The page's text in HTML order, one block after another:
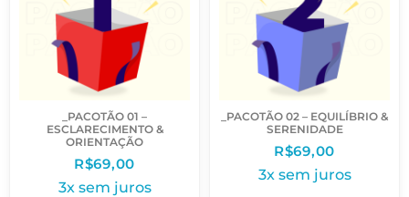
_PACOTÃO 01 –
ESCLARECIMENTO &
ORIENTAÇÃO
R$69,00
3x sem juros
_PACOTÃO 02 – EQUILÍBRIO &
SERENIDADE
R$69,00
3x sem juros